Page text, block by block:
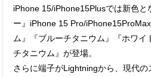
iPhone 15/iPhone15Plusでは新色と
ー』iPhone 15 Pro/
ム』『ブルーチタニウム』『ホワイ
チタニウム』が登場。
さらに端子がLightningから、現代の